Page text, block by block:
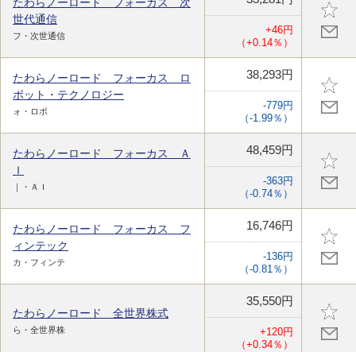
たわらノーロード フォーカス 次
世代通信
フ・次世通信
+46円
（+0.14％）
たわらノーロード フォーカス ロ
ボット・テクノロジー
ォ・ロボ
38,293円
-779円
（-1.99％）
たわらノーロード フォーカス Ａ
Ｉ
｜・ＡＩ
48,459円
-363円
（-0.74％）
たわらノーロード フォーカス フ
ィンテック
カ・フィンテ
16,746円
-136円
（-0.81％）
たわらノーロード 全世界株式
ら・全世界株
35,550円
+120円
（+0.34％）